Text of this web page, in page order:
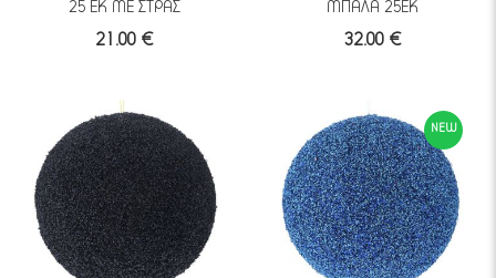
25 ΕΚ ΜΕ ΣΤΡΑΣ
21.00 €
ΜΠΑΛΑ 25ΕΚ
32.00 €
NEW